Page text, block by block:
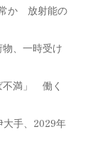
か 放射能の
、一時受け
不満」 働く
手、2029年